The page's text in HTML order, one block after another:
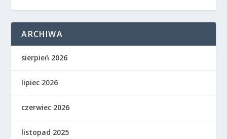
ARCHIWA
sierpień 2026
lipiec 2026
czerwiec 2026
listopad 2025